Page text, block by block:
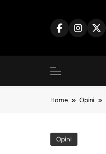
Home Opini
Opini